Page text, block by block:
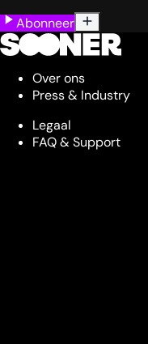
Abonneer
Over ons
Press & Industry
Legaal
FAQ & Support